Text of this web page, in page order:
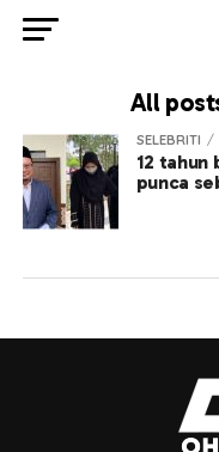
All
SELEBRITI
12 tahun
punca